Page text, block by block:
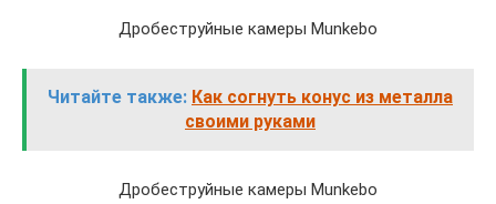
Дробеструйные камеры Munkebo
Читайте также: Как согнуть конус из металла
своими руками
Дробеструйные камеры Munkebo